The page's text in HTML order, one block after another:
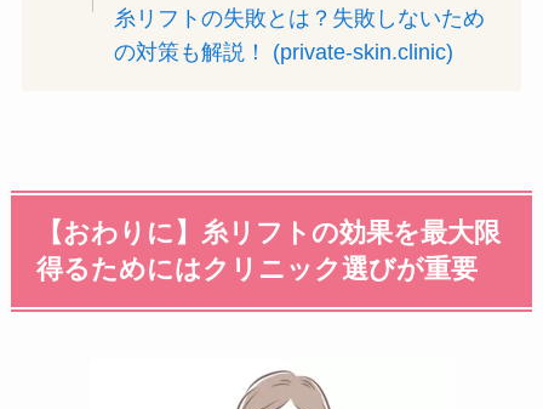
糸リフトの失敗とは？失敗しないため
の対策も解説！ (private-skin.clinic)
【おわりに】糸リフトの効果を最大限
得るためにはクリニック選びが重要